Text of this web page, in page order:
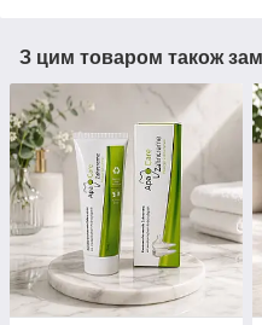
З цим товаром також